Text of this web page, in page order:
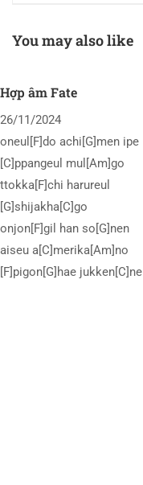
You may also like
Hợp âm Fate
26/11/2024
oneul[F]do achi[G]men ipe
[C]ppangeul mul[Am]go
ttokka[F]chi harureul
[G]shijakha[C]go
onjon[F]gil han so[G]nen
aiseu a[C]merika[Am]no
[F]pigon[G]hae jukken[C]ne